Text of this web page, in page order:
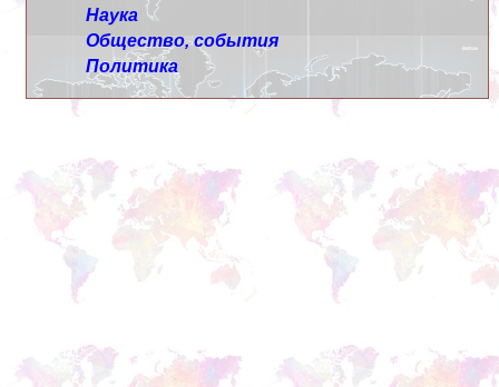
Наука
Общество, события
Политика